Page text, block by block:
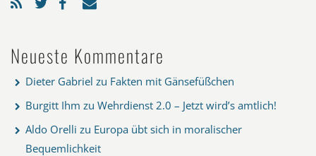
Neueste Kommentare
Dieter Gabriel zu Fakten mit Gänsefüßchen
Burgitt Ihm zu Wehrdienst 2.0 – Jetzt wird’s amtlich!
Aldo Orelli zu Europa übt sich in moralischer
Bequemlichkeit